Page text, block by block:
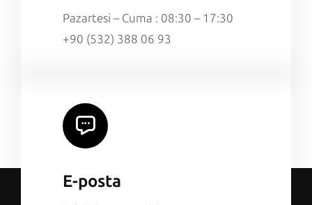
Pazartesi – Cuma : 08:30 – 17:30
+90 (532) 388 06 93
E-posta